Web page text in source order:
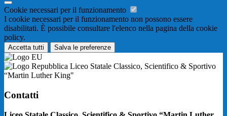
Cookie necessari per il funzionamento
I cookie necessari per il funzionamento non possono essere
disabilitati. È possibile consultare l'elenco nella pagina della cookie
policy.
Accetta tutti Salva le preferenze
Liceo Statale Classico, Scientifico & Sportivo
“Martin Luther King"
Contatti